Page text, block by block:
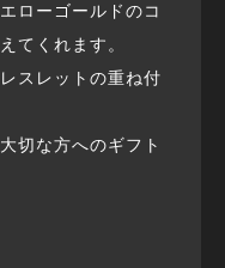
ローゴールドのコ
てくれます。
スレットの重ね付
切な方へのギフト